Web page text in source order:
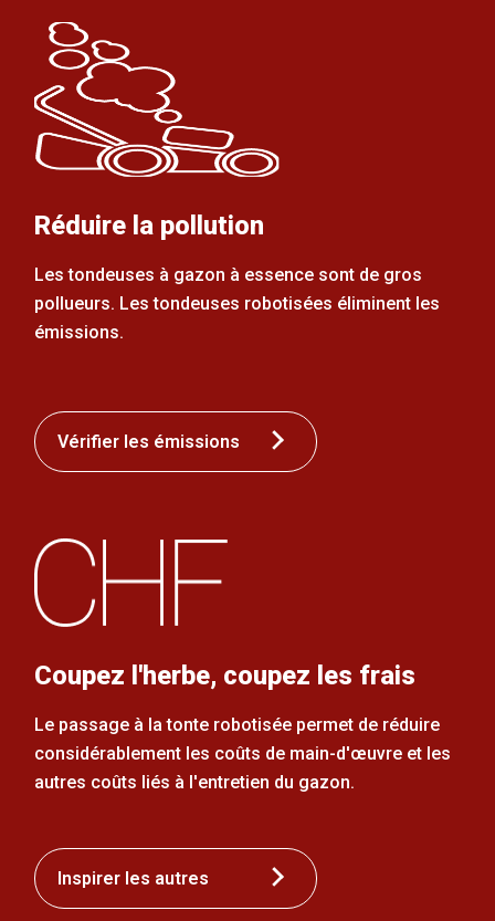
Réduire la pollution
Les tondeuses à gazon à essence sont de gros
pollueurs. Les tondeuses robotisées éliminent les
émissions.
Vérifier les émissions
Coupez l'herbe, coupez les frais
Le passage à la tonte robotisée permet de réduire
considérablement les coûts de main-d'œuvre et les
autres coûts liés à l'entretien du gazon.
Inspirer les autres